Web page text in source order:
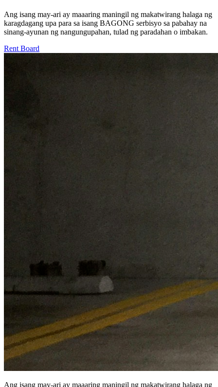
Ang isang may-ari ay maaaring maningil ng makatwirang halaga ng
karagdagang upa para sa isang BAGONG serbisyo sa pabahay na
sinang-ayunan ng nangungupahan, tulad ng paradahan o imbakan.
Rent Board
Ang isang may-ari ay maaaring maningil ng makatwirang halaga ng